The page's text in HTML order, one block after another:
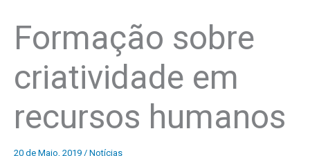
Formação sobre
criatividade em
recursos humanos
20 de Maio, 2019 / Notícias